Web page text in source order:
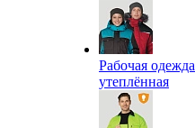
Рабочая одежда
утеплённая